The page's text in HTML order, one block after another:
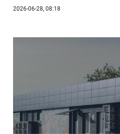
2026-06-28, 08:18